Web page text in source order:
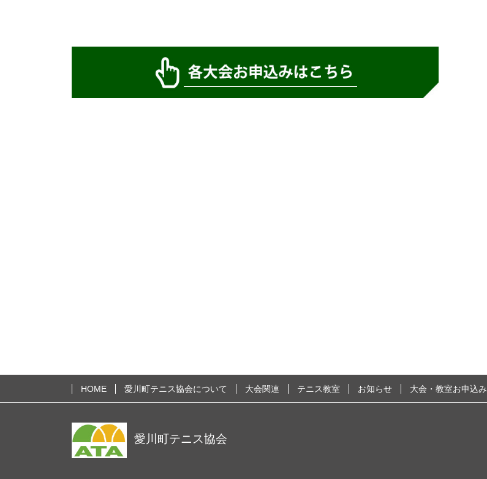
HOME 愛川町テニス協会について 大会関連 テニス教室 お知らせ 大会・教室お申込み
愛川町テニス協会